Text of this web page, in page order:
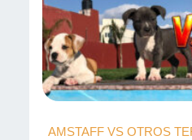
AMSTAFF VS OTROS